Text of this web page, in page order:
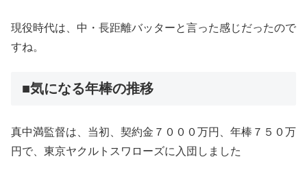
現役時代は、中・長距離バッターと言った感じだったので
すね。
■気になる年棒の推移
真中満監督は、当初、契約金７０００万円、年棒７５０万
円で、東京ヤクルトスワローズに入団しました